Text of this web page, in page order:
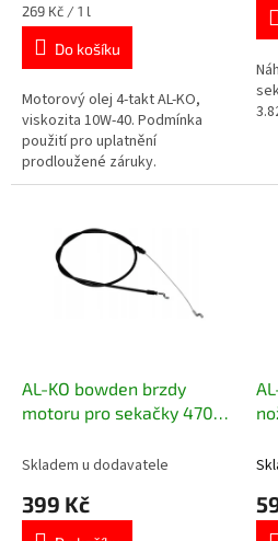
Měrná
cena:
269 Kč / 1 l
Do košíku
Motorový olej 4-takt AL-KO,
viskozita 10W-40. Podmínka
použití pro uplatnění
prodloužené záruky.
AL-KO bowden brzdy
motoru pro sekačky 470
Skladem u dodavatele
399 Kč